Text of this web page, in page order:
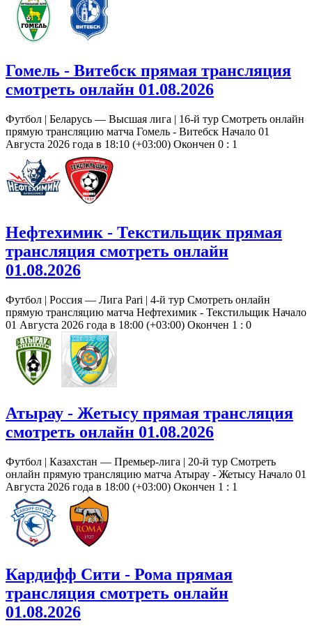
Гомель - Витебск прямая трансляция
смотреть онлайн 01.08.2026
Футбол | Беларусь — Высшая лига | 16-й тур Смотреть онлайн
прямую трансляцию матча Гомель - Витебск Начало 01
Августа 2026 года в 18:10 (+03:00) Окончен 0 : 1
Нефтехимик - Текстильщик прямая
трансляция смотреть онлайн
01.08.2026
Футбол | Россия — Лига Pari | 4-й тур Смотреть онлайн
прямую трансляцию матча Нефтехимик - Текстильщик Начало
01 Августа 2026 года в 18:00 (+03:00) Окончен 1 : 0
Атырау - Жетысу прямая трансляция
смотреть онлайн 01.08.2026
Футбол | Казахстан — Премьер-лига | 20-й тур Смотреть
онлайн прямую трансляцию матча Атырау - Жетысу Начало 01
Августа 2026 года в 18:00 (+03:00) Окончен 1 : 1
Кардифф Сити - Рома прямая
трансляция смотреть онлайн
01.08.2026